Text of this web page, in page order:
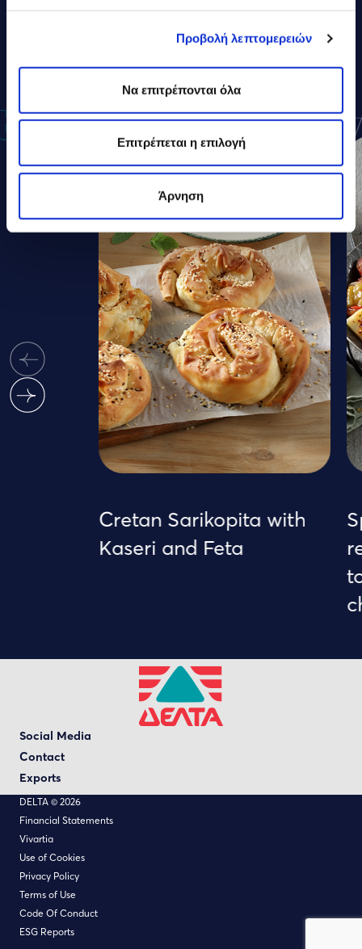
Προβολή λεπτομερειών
Να επιτρέπονται όλα
Επιτρέπεται η επιλογή
Άρνηση
Cretan Sarikopita with
Kaseri and Feta
Social Media
Contact
Exports
DELTA © 2026
Financial Statements
Vivartia
Use of Cookies
Privacy Policy
Terms of Use
Code Of Conduct
ESG Reports